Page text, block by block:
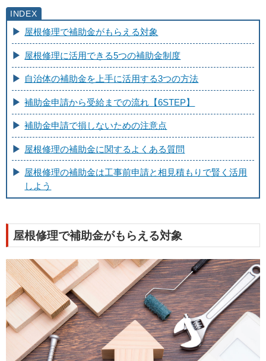
屋根修理で補助金がもらえる対象
屋根修理に活用できる5つの補助金制度
自治体の補助金を上手に活用する3つの方法
補助金申請から受給までの流れ【6STEP】
補助金申請で損しないための注意点
屋根修理の補助金に関するよくある質問
屋根修理の補助金は工事前申請と相見積もりで賢く活用
しよう
屋根修理で補助金がもらえる対象